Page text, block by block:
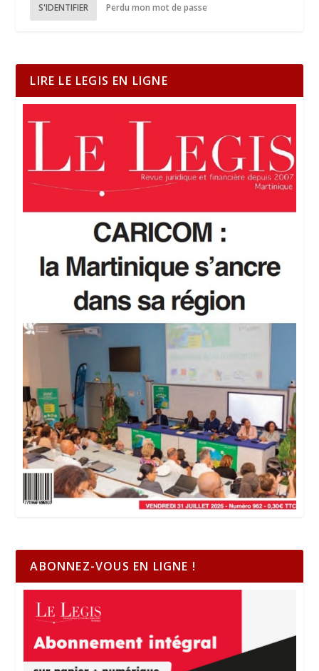
S'IDENTIFIER Perdu mon mot de passe
LIRE LE LEGIS EN LIGNE
ABONNEZ-VOUS EN LIGNE !